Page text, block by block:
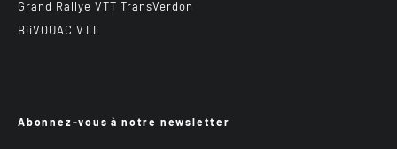
Grand Rallye VTT TransVerdon
BiiVOUAC VTT
Abonnez-vous à notre newsletter